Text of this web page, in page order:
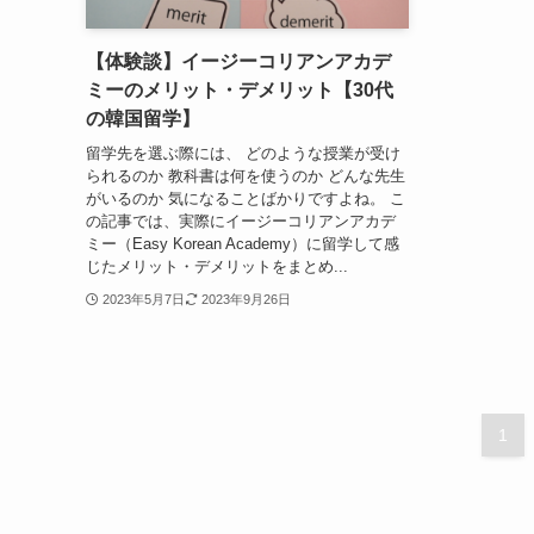
【体験談】イージーコリアンアカデ
ミーのメリット・デメリット【30代
の韓国留学】
留学先を選ぶ際には、 どのような授業が受け
られるのか 教科書は何を使うのか どんな先生
がいるのか 気になることばかりですよね。 こ
の記事では、実際にイージーコリアンアカデ
ミー（Easy Korean Academy）に留学して感
じたメリット・デメリットをまとめ...
2023年5月7日 2023年9月26日
1